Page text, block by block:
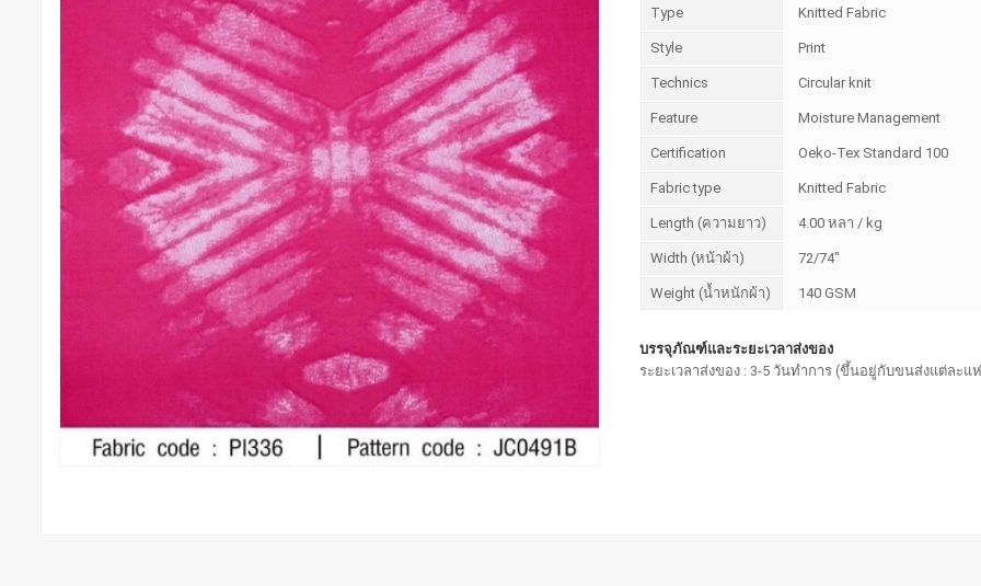
Type Knitted Fabric
Style Print
Technics Circular knit
Feature Moisture Management
Certification Oeko-Tex Standard 100
Fabric type Knitted Fabric
Length (ความยาว) 4.00 หลา / kg
Width (หน้าผ้า) 72/74"
Weight (น้ำหนักผ้า) 140 GSM
บรรจุภัณฑ์และระยะเวลาส่งของ
ระยะเวลาส่งของ : 3-5 วันทำการ (ขึ้นอยู่กับขนส่งแต่ละแ